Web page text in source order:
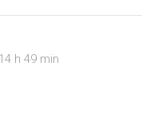
h 49 min